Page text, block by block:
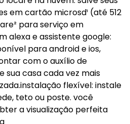
em cartão microsd¹ (até 512
para serviço em
alexa e assistente google:
para android e ios,
com o auxílio de
sua casa cada vez mais
flexível: instale
teto ou poste. você
a visualização perfeita